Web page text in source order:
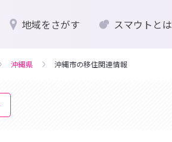
地域をさがす スマウトとは
沖縄県 沖縄市の移住関連情報